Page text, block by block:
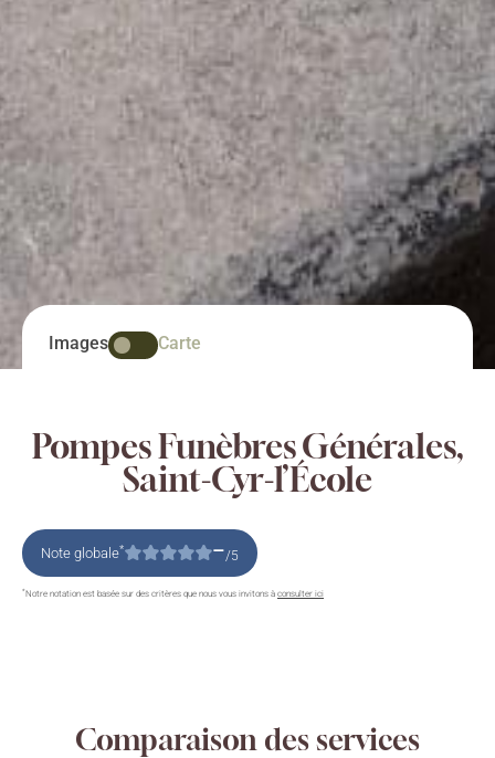
Images Carte
Pompes Funèbres Générales,
Saint-Cyr-l’École
Note globale* –/5
*Notre notation est basée sur des critères que nous vous invitons à consulter ici
Comparaison des services